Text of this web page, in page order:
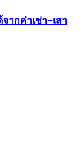
ากค่าเช่า+เสา